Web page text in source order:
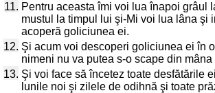
11. Pentru aceasta îmi voi lua înapoi grâul
mustul la timpul lui şi-Mi voi lua lâna şi
acoperă goliciunea ei.
12. Şi acum voi descoperi goliciunea ei în
nimeni nu va putea s-o scape din mâna
13. Şi voi face să încetez toate desfătările
lunile noi şi zilele de odihnă şi toate